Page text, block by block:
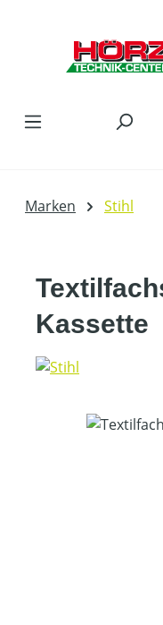
Marken Stihl
Kassette
Bildergalerie